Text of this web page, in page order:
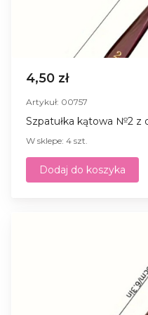
4,50 zł
Artykuł: 00757
Szpatułka kątowa №2 z
W sklepe: 4 szt.
Dodaj do koszyka